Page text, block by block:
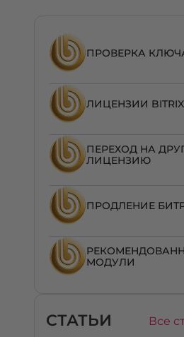
ПРОВЕРКА
ЛИЦЕНЗИИ BITRIX
ПЕРЕХОД НА
ЛИЦЕНЗИЮ
ПРОДЛЕНИЕ
МОДУЛИ
СТАТЬИ Все